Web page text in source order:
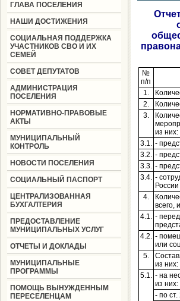
ГЛАВА ПОСЕЛЕНИЯ
НАШИ ДОСТИЖЕНИЯ
СОЦИАЛЬНАЯ ПОДДЕРЖКА
УЧАСТНИКОВ СВО И ИХ
СЕМЕЙ
СОВЕТ ДЕПУТАТОВ
АДМИНИСТРАЦИЯ
ПОСЕЛЕНИЯ
НОРМАТИВНО-ПРАВОВЫЕ
АКТЫ
МУНИЦИПАЛЬНЫЙ
КОНТРОЛЬ
НОВОСТИ ПОСЕЛЕНИЯ
СОЦИАЛЬНЫЙ ПАСПОРТ
ЦЕНТРАЛИЗОВАННАЯ
БУХГАЛТЕРИЯ
ПРЕДОСТАВЛЕНИЕ
МУНИЦИПАЛЬНЫХ УСЛУГ
ОТЧЕТЫ И ДОКЛАДЫ
МУНИЦИПАЛЬНЫЕ
ПРОГРАММЫ
ПОМОЩЬ ВЫНУЖДЕННЫМ
ПЕРЕСЕЛЕНЦАМ
№
п/п
1.
2.
3.
из них:
3.1. -
3.2. -
3.3. -
3.4. -
4.
всего,
4.1. -
4.2. -
или
5.
из них:
5.1. - на
из них:
- по